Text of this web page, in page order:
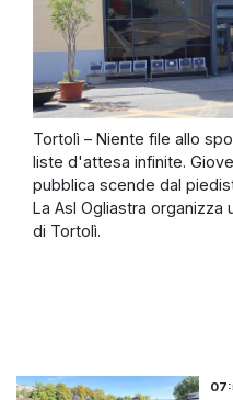
Tortolì – Niente file allo
liste d'attesa infinite.
pubblica scende dal
La Asl Ogliastra organizza
di Tortolì.